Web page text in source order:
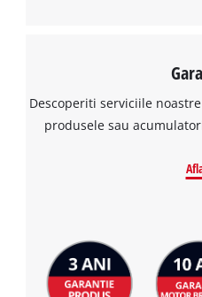
Descoperiti serviciile
produsele sau